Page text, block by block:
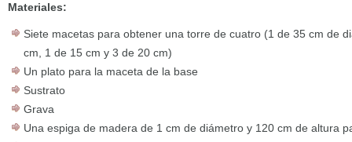
Materiales:
Siete macetas para obtener una torre de cuatro (1 de 35 cm de
cm, 1 de 15 cm y 3 de 20 cm)
Un plato para la maceta de la base
Sustrato
Grava
Una espiga de madera de 1 cm de diámetro y 120 cm de altura